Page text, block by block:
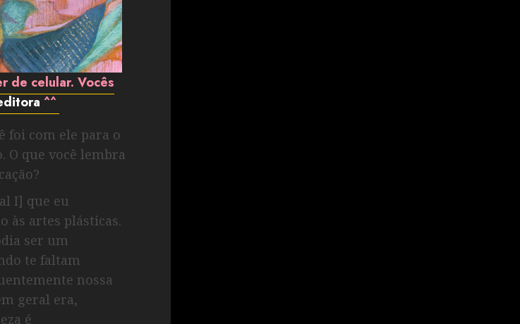
de celular. Vocês
^^
foi com ele para o
O que você lembra
I] que eu
às artes plásticas.
ser um
te faltam
nossa
geral era,
é